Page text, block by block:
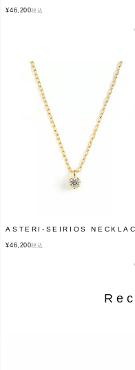
¥46,200税込
ASTERI-SEIRIOS
¥46,200税込